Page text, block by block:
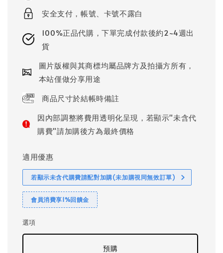
安全支付，帳號、卡號不露白
100%正品代購，下單完成付款後約2~4週出
貨
圖片版權與其商標均屬品牌方及拍攝方所有，
本站僅做分享用途
商品尺寸於結帳時備註
因內部調整將費用透明化呈現，若顯示"未含代
購費"請加購後方為最終價格
適用優惠
若顯示未含代購費請配對加購(未加購視同無效訂單)
會員消費享1%回饋金
選項
預購